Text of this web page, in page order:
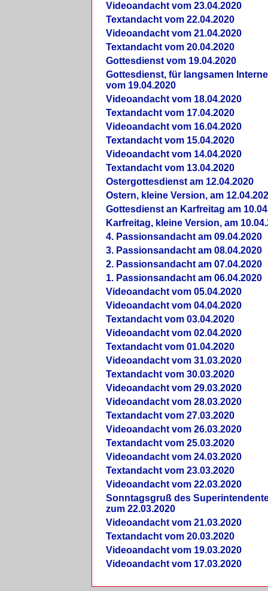
Videoandacht vom 23.04.2020
Textandacht vom 22.04.2020
Videoandacht vom 21.04.2020
Textandacht vom 20.04.2020
Gottesdienst vom 19.04.2020
Gottesdienst, für langsamen
vom 19.04.2020
Videoandacht vom 18.04.2020
Textandacht vom 17.04.2020
Videoandacht vom 16.04.2020
Textandacht vom 15.04.2020
Videoandacht vom 14.04.2020
Textandacht vom 13.04.2020
Ostergottesdienst am 12.04.2020
Ostern, kleine Version, am
Gottesdienst an Karfreitag am
Karfreitag, kleine Version, am
4. Passionsandacht am 09.04.2020
3. Passionsandacht am 08.04.2020
2. Passionsandacht am 07.04.2020
1. Passionsandacht am 06.04.2020
Videoandacht vom 05.04.2020
Videoandacht vom 04.04.2020
Textandacht vom 03.04.2020
Videoandacht vom 02.04.2020
Textandacht vom 01.04.2020
Videoandacht vom 31.03.2020
Textandacht vom 30.03.2020
Videoandacht vom 29.03.2020
Videoandacht vom 28.03.2020
Textandacht vom 27.03.2020
Videoandacht vom 26.03.2020
Textandacht vom 25.03.2020
Videoandacht vom 24.03.2020
Textandacht vom 23.03.2020
Videoandacht vom 22.03.2020
Sonntagsgruß des
zum 22.03.2020
Videoandacht vom 21.03.2020
Textandacht vom 20.03.2020
Videoandacht vom 19.03.2020
Videoandacht vom 17.03.2020